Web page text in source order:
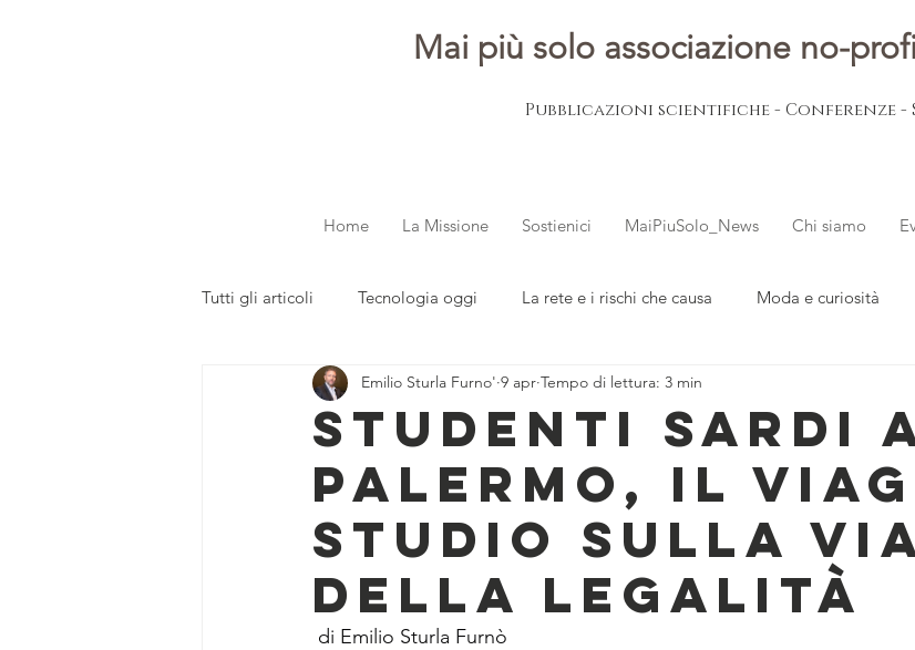
Mai più solo associazione no-
Pubblicazioni scientifiche - Conferenze -
Home La Missione Sostienici MaiPiuSolo_News Chi siamo
Tutti gli articoli Tecnologia oggi La rete e i rischi che causa Moda e curiosità
dalla redazione Parola ai giovani L'esperto risponde
Studenti sardi
Palermo, il
studio sulla
della legalità
Emilio Sturla Furno' 9 apr Tempo di lettura: 3 min
di Emilio Sturla Furnò